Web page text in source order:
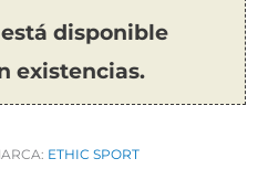
disponible
existencias.
ETHIC SPORT